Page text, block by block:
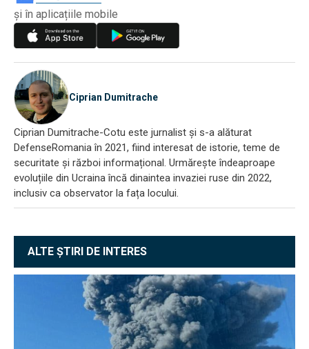
și în aplicațiile mobile
Ciprian Dumitrache
Ciprian Dumitrache-Cotu este jurnalist și s-a alăturat
DefenseRomania în 2021, fiind interesat de istorie, teme de
securitate și război informațional. Urmărește îndeaproape
evoluțiile din Ucraina încă dinaintea invaziei ruse din 2022,
inclusiv ca observator la fața locului.
ALTE ȘTIRI DE INTERES